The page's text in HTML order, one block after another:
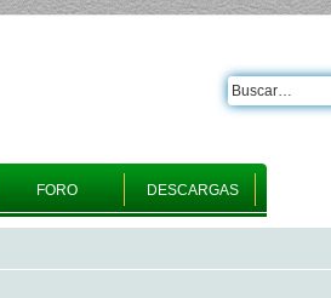
FORO DESCARGAS